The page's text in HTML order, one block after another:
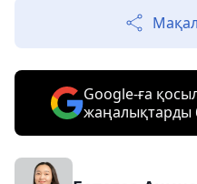
Google-ға
жаңалықтарды